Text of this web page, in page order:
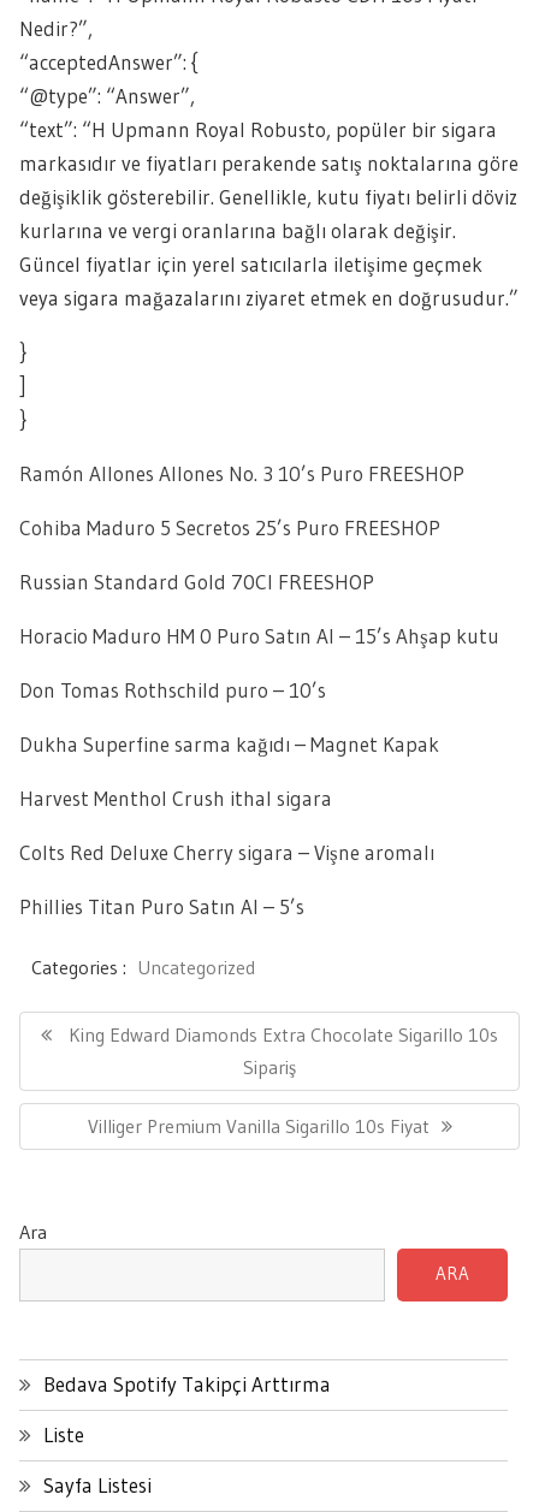
Nedir?”,
“acceptedAnswer”: {
“@type”: “Answer”,
“text”: “H Upmann Royal Robusto, popüler bir sigara
markasıdır ve fiyatları perakende satış noktalarına göre
değişiklik gösterebilir. Genellikle, kutu fiyatı belirli döviz
kurlarına ve vergi oranlarına bağlı olarak değişir.
Güncel fiyatlar için yerel satıcılarla iletişime geçmek
veya sigara mağazalarını ziyaret etmek en doğrusudur.”
}
]
}
Ramón Allones Allones No. 3 10’s Puro FREESHOP
Cohiba Maduro 5 Secretos 25’s Puro FREESHOP
Russian Standard Gold 70Cl FREESHOP
Horacio Maduro HM 0 Puro Satın Al – 15’s Ahşap kutu
Don Tomas Rothschild puro – 10’s
Dukha Superfine sarma kağıdı – Magnet Kapak
Harvest Menthol Crush ithal sigara
Colts Red Deluxe Cherry sigara – Vişne aromalı
Phillies Titan Puro Satın Al – 5’s
Categories : Uncategorized
gezinmesiPrevious
King Edward Diamonds Extra Chocolate Sigarillo 10s
Sipariş
Next
Post:
Villiger Premium Vanilla Sigarillo 10s Fiyat
Ara
ARA
Bedava Spotify Takipçi Arttırma
Liste
Sayfa Listesi